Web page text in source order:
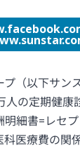
プ（以下サン
人の定期健康
細書=レセ
科医療費の関